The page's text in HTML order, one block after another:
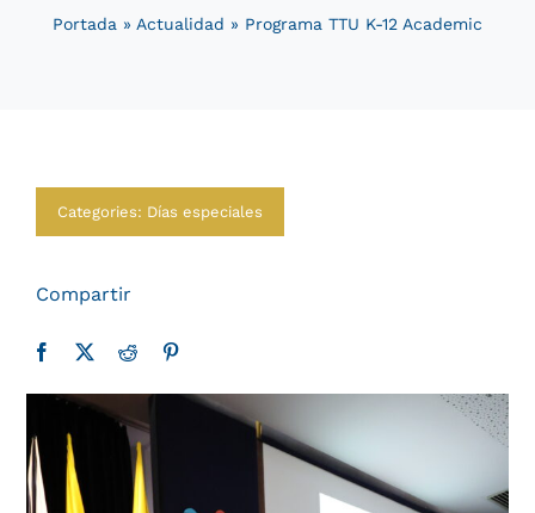
Portada » Actualidad » Programa TTU K-12 Academic
Categories: Días especiales
Compartir